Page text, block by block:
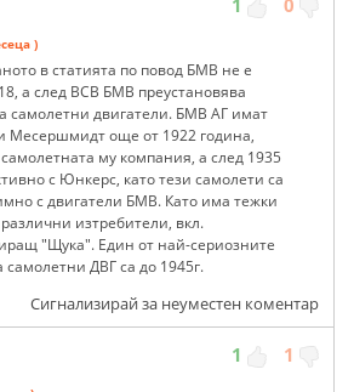
)
в статията по повод БМВ не е
а след ВСВ БМВ преустановява
самолетни двигатели. БМВ АГ имат
Месершмидт още от 1922 година,
самолетната му компания, а след 1935
с Юнкерс, като тези самолети са
с двигатели БМВ. Като има тежки
изтребители, вкл.
"Щука". Един от най-сериозните
ДВГ са до 1945г.
Сигнализирай за неуместен коментар
1 1